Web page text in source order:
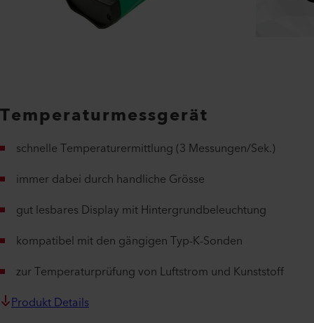
Temperaturmessgerät
schnelle Temperaturermittlung (3 Messungen/Sek.)
immer dabei durch handliche Grösse
gut lesbares Display mit Hintergrundbeleuchtung
kompatibel mit den gängigen Typ-K-Sonden
zur Temperaturprüfung von Luftstrom und Kunststoff
Produkt Details